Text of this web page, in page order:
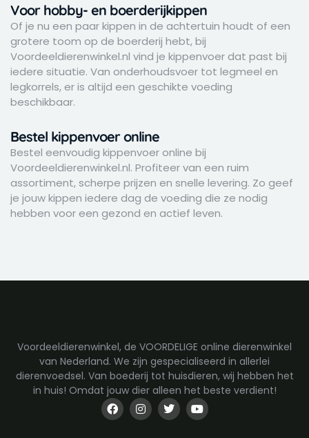
Voor hobby- en boerderijkippen
Of je nu een paar kippen in de achtertuin houdt of een
grotere toom op de boerderij hebt, bij
Voordeeldierenwinkel.nl vind je kippenvoer dat past bij
iedere situatie. Van onderhoudsvoer tot legmeel en
legkorrels, er is altijd een geschikte voeding
beschikbaar.
Bestel kippenvoer online
Bestel eenvoudig kippenvoer online bij
Voordeeldierenwinkel.nl. Profiteer van een ruim
assortiment, scherpe prijzen en snelle levering. Zo geef
je jouw kippen iedere dag de voeding die ze nodig
hebben voor een gezond en actief leven.
Voordeeldierenwinkel, de VOORDELIGE online dierenwinkel
van Nederland. We zijn gespecialiseerd in allerlei
dierenvoedsel. Van boederij tot huisdieren, wij hebben het
in huis! Omdat jouw dier alleen het beste verdient!
F
a
c
I
n
s
T
w
i
Y
o
u